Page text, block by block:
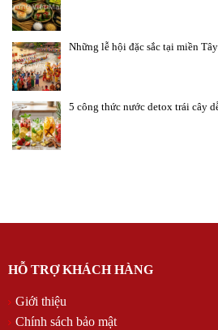
Những lễ hội đặc sắc tại miền
5 công thức nước detox trái cây
HỖ TRỢ KHÁCH HÀNG
Giới thiệu
Chính sách bảo mật